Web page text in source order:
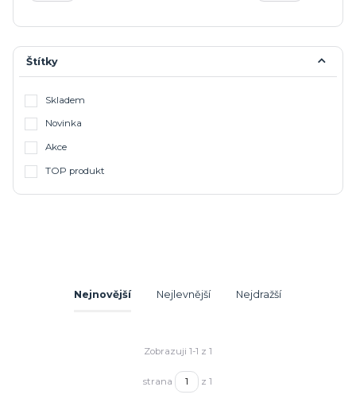
Štítky
Skladem
Novinka
Akce
TOP produkt
Nejnovější Nejlevnější Nejdražší
Zobrazuji 1-1 z 1
strana z 1